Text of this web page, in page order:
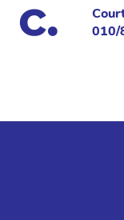
010/